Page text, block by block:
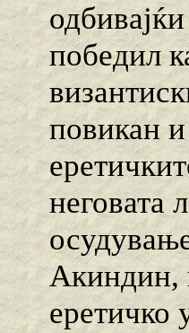
победил
повикан и
неговата
Акиндин,
еретичко